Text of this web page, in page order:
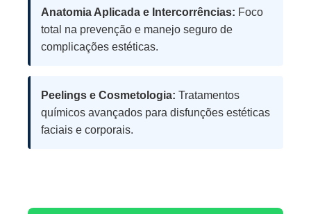
Anatomia Aplicada e Intercorrências: Foco
total na prevenção e manejo seguro de
complicações estéticas.
Peelings e Cosmetologia: Tratamentos
químicos avançados para disfunções estéticas
faciais e corporais.